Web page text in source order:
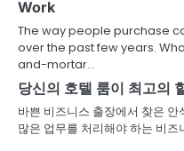
Work
The way people purchase
over the past few years.
and-mortar…
당신의 호텔 룸이 최고의
바쁜 비즈니스 출장에서 찾은
많은 업무를 처리해야 하는 비